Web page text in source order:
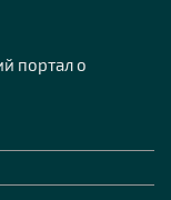
портал о